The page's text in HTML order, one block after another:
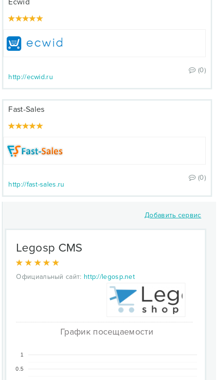
Ecwid
(0)
http://ecwid.ru
Fast-Sales
(0)
http://fast-sales.ru
Добавить сервис
Legosp CMS
Официальный сайт: http://legosp.net
График посещаемости
0.5
1